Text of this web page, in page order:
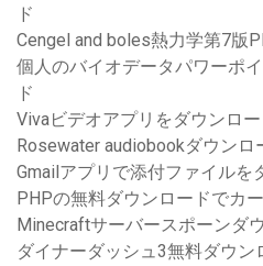
ド
Cengel and boles熱力学第7版
個人のバイオデータパワーポ
ド
Vivaビデオアプリをダウンロー
Rosewater audiobookダウンロ
Gmailアプリで添付ファイルを
PHPの無料ダウンロードでカ
Minecraftサーバースポーンダ
ダイナーダッシュ3無料ダウン